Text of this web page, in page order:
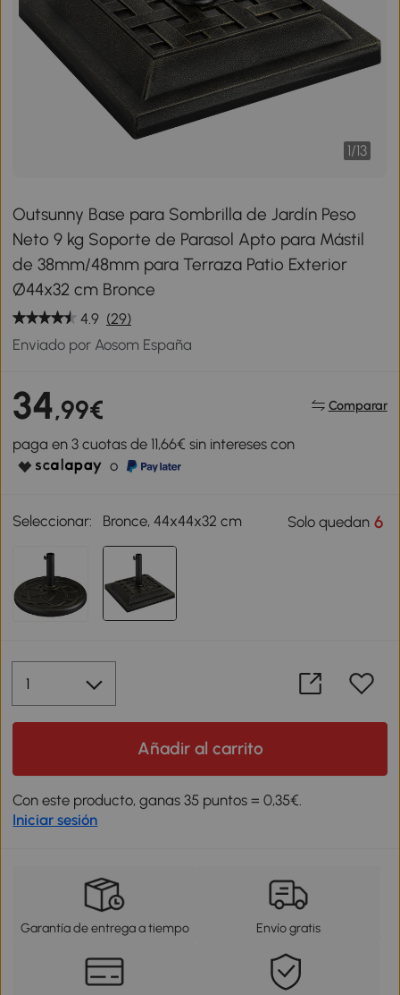
1/13
Outsunny Base para Sombrilla de Jardín Peso
Neto 9 kg Soporte de Parasol Apto para Mástil
de 38mm/48mm para Terraza Patio Exterior
Ø44x32 cm Bronce
4.9 (29)
Enviado por Aosom España
34,99€ Comparar
paga en 3 cuotas de 11,66€ sin intereses con
o
Seleccionar: Bronce, 44x44x32 cm Solo quedan6
Añadir al carrito
Con este producto, ganas 35 puntos = 0,35€.
Iniciar sesión
Garantía de entrega a tiempo Envío gratis